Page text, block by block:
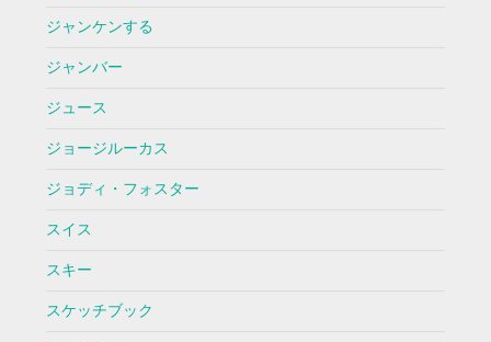
ジャンケンする
ジャンバー
ジュース
ジョージルーカス
ジョディ・フォスター
スイス
スキー
スケッチブック